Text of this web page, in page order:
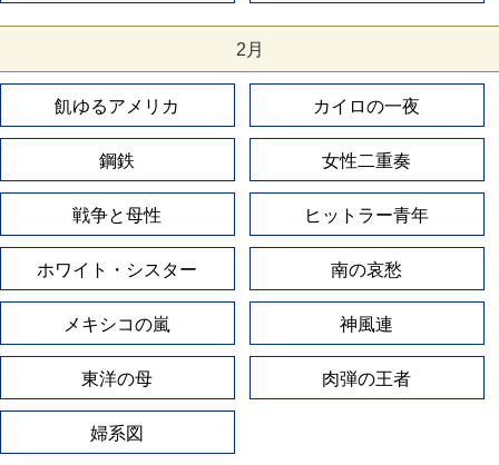
2月
飢ゆるアメリカ カイロの一夜
鋼鉄 女性二重奏
戦争と母性 ヒットラー青年
ホワイト・シスター 南の哀愁
メキシコの嵐 神風連
東洋の母 肉弾の王者
婦系図